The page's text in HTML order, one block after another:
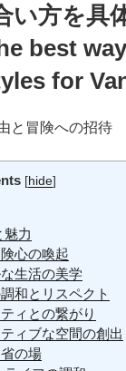
い方を具
best
for
と冒険への招待
[hide]
魅力
心の喚起
生活の美学
和とリスペクト
ィとの繋がり
ィブな空間の創出
の場